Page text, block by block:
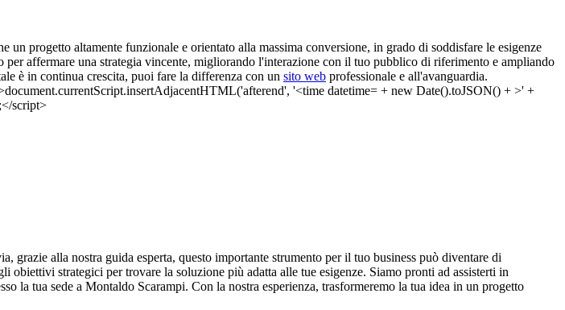
un progetto altamente funzionale e orientato alla massima conversione, in grado di soddisfare le esigenze
per affermare una strategia vincente, migliorando l'interazione con il tuo pubblico di riferimento e ampliando
è in continua crescita, puoi fare la differenza con un sito web professionale e all'avanguardia.
grazie alla nostra guida esperta, questo importante strumento per il tuo business può diventare di
obiettivi strategici per trovare la soluzione più adatta alle tue esigenze. Siamo pronti ad assisterti in
la tua sede a Montaldo Scarampi. Con la nostra esperienza, trasformeremo la tua idea in un progetto